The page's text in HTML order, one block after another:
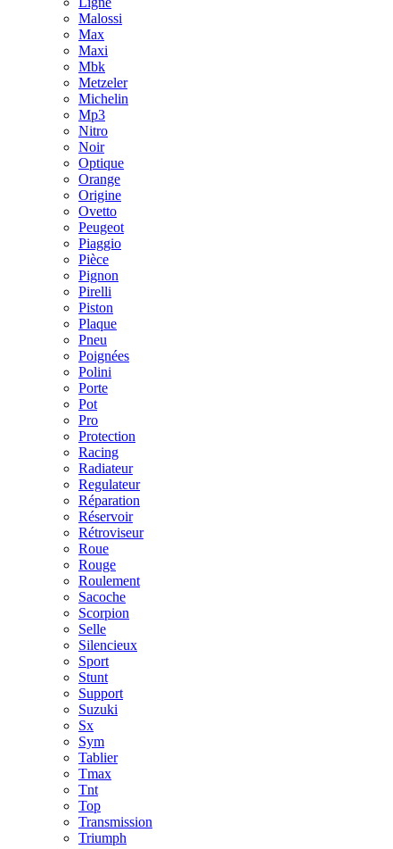
Malossi
Max
Maxi
Mbk
Metzeler
Michelin
Mp3
Nitro
Noir
Optique
Orange
Origine
Ovetto
Peugeot
Piaggio
Pièce
Pignon
Pirelli
Piston
Plaque
Pneu
Poignées
Polini
Porte
Pot
Pro
Protection
Racing
Radiateur
Regulateur
Réparation
Réservoir
Rétroviseur
Roue
Rouge
Roulement
Sacoche
Scorpion
Selle
Silencieux
Sport
Stunt
Support
Suzuki
Sx
Sym
Tablier
Tmax
Tnt
Top
Transmission
Triumph